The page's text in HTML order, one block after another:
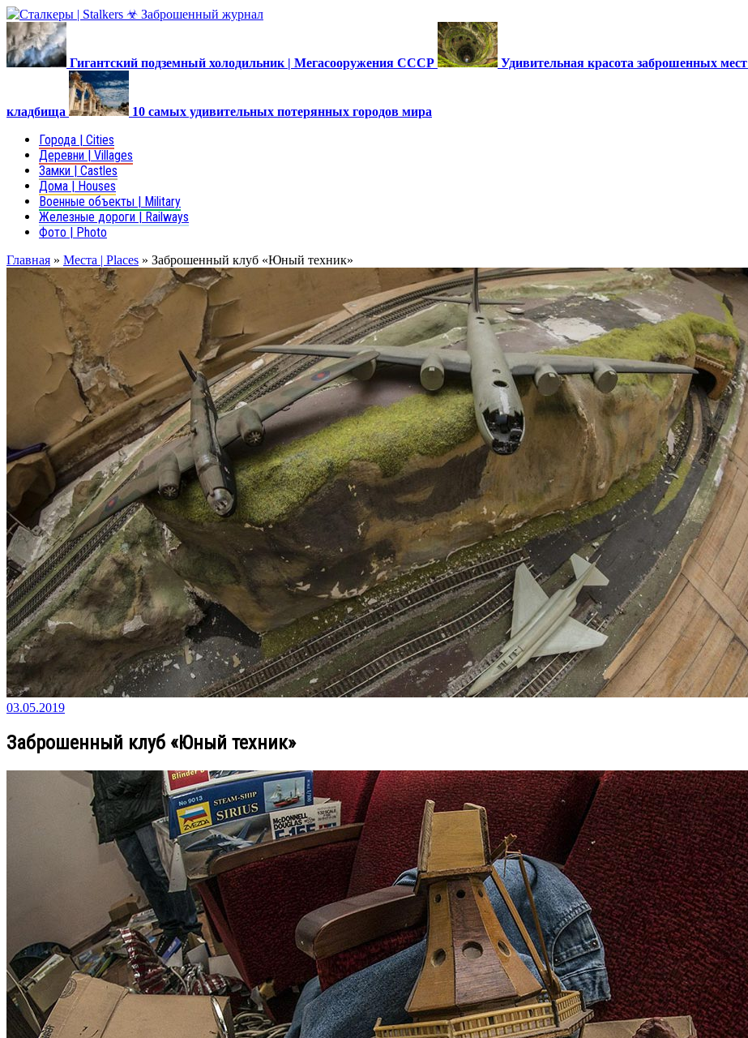
Гигантский подземный холодильник | Мегасооружения СССР Удивительная красота заброшенных мест
кладбища 10 самых удивительных потерянных городов мира
Города | Cities
Деревни | Villages
Замки | Castles
Дома | Houses
Военные объекты | Military
Железные дороги | Railways
Фото | Photo
Главная » Места | Places » Заброшенный клуб «Юный техник»
03.05.2019
Заброшенный клуб «Юный техник»